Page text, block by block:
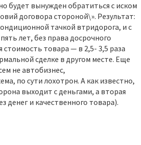
будет вынужден обратиться с иском
договора стороной\». Результат:
тачкой втридорога, и с
лет, без права досрочного
стоимость товара — в 2,5- 3,5 раза
сделке в другом месте. Еще
не автобизнес,
по сути лохотрон. А как известно,
выходит с деньгами, а вторая
денег и качественного товара).